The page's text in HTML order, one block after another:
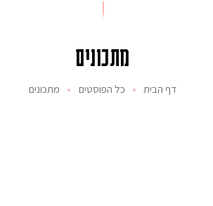
מתכונים
דף הבית כל הפוסטים מתכונים